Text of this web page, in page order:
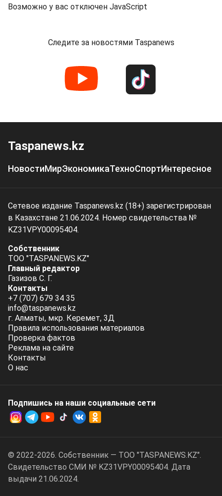
Возможно у вас отключен JavaScript
Следите за новостями Taspanews
Taspanews.kz
НовостиМирЭкономикаТехноСпортИнтересное
Сетевое издание Taspanews.kz (18+) зарегистрирован
в Казахстане 21.06.2024. Номер свидетельства №
KZ31VPY00095404.
Собственник
ТОО "TASPANEWS.KZ"
Главный редактор
Газизов С. Г.
Контакты
+7 (707) 679 34 35
info@taspanews.kz
г. Алматы, мкр. Керемет, 3Д
Правила использования материалов
Проверка фактов
Реклама на сайте
Контакты
О нас
Подпишись на наши социальные cети
© 2022-2026. Собственник — ТОО "TASPANEWS.KZ".
Cвидетельство СМИ № KZ31VPY00095404. Дата
выдачи 21.06.2024.